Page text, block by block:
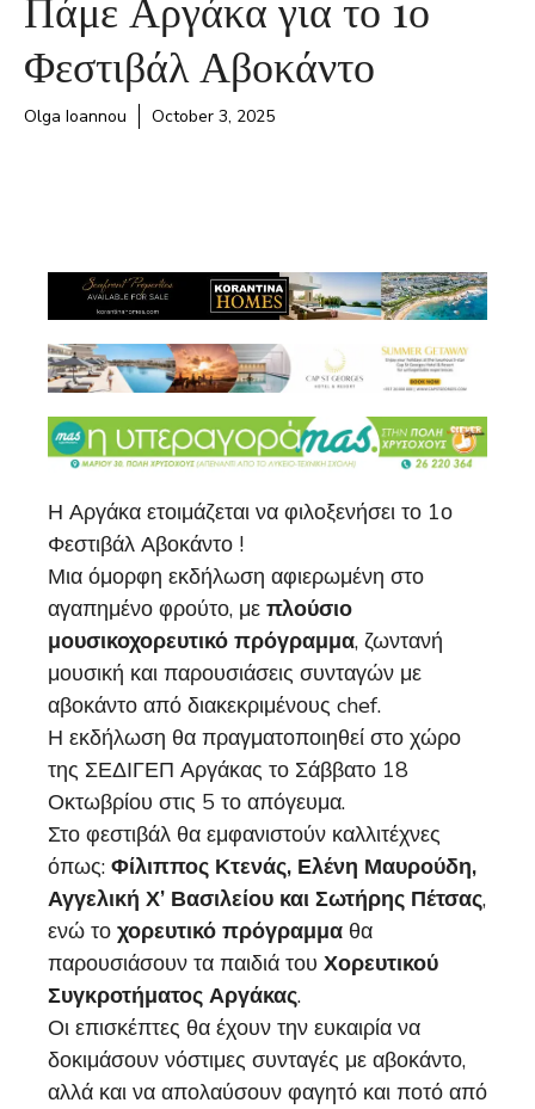
Φεστιβάλ Αβοκάντο
Olga Ioannou October 3, 2025
Η Αργάκα ετοιμάζεται να φιλοξενήσει το 1ο
Φεστιβάλ Αβοκάντο !
Μια όμορφη εκδήλωση αφιερωμένη στο
αγαπημένο φρούτο, με πλούσιο
μουσικοχορευτικό πρόγραμμα, ζωντανή
μουσική και παρουσιάσεις συνταγών με
αβοκάντο από διακεκριμένους chef.
Η εκδήλωση θα πραγματοποιηθεί στο χώρο
της ΣΕΔΙΓΕΠ Αργάκας το Σάββατο 18
Οκτωβρίου στις 5 το απόγευμα.
Στο φεστιβάλ θα εμφανιστούν καλλιτέχνες
όπως: Φίλιππος Κτενάς, Ελένη Μαυρούδη,
Αγγελική Χ’ Βασιλείου και Σωτήρης Πέτσας,
ενώ το χορευτικό πρόγραμμα θα
παρουσιάσουν τα παιδιά του Χορευτικού
Συγκροτήματος Αργάκας.
Οι επισκέπτες θα έχουν την ευκαιρία να
δοκιμάσουν νόστιμες συνταγές με αβοκάντο,
αλλά και να απολαύσουν φαγητό και ποτό από